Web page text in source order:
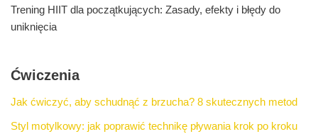
Trening HIIT dla początkujących: Zasady, efekty i błędy do
uniknięcia
Ćwiczenia
Jak ćwiczyć, aby schudnąć z brzucha? 8 skutecznych metod
Styl motylkowy: jak poprawić technikę pływania krok po kroku